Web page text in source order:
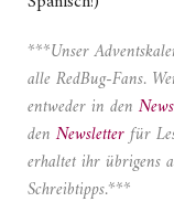
***Unser
alle RedBug-Fans.
entweder in den
den Newsletterfür
erhaltet ihr übrigens
Schreibtipps.***